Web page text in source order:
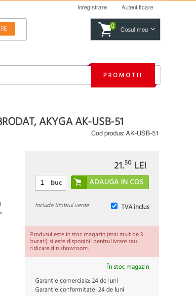
Inregistrare Autentificare
0
Cosul meu
PROMOTII
AKYGA AK-USB-51
Cod produs: AK-USB-51
21.50 LEI
buc
TVA inclus
Include timbrul verde
Produsul este in stoc magazin (mai mult de 3
bucati) si este disponibil pentru livrare sau
ridicare din showroom.
În stoc magazin
Garantie comerciala:24 de luni
Garantie conformitate:24 de luni